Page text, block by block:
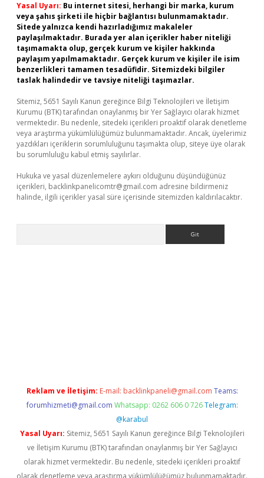
Yasal Uyarı: Bu internet sitesi, herhangi bir marka, kurum
veya şahıs şirketi ile hiçbir bağlantısı bulunmamaktadır.
Sitede yalnızca kendi hazırladığımız makaleler
paylaşılmaktadır. Burada yer alan içerikler haber niteliği
taşımamakta olup, gerçek kurum ve kişiler hakkında
paylaşım yapılmamaktadır. Gerçek kurum ve kişiler ile isim
benzerlikleri tamamen tesadüfidir. Sitemizdeki bilgiler
taslak halindedir ve tavsiye niteliği taşımazlar.
Sitemiz, 5651 Sayılı Kanun gereğince Bilgi Teknolojileri ve İletişim
Kurumu (BTK) tarafından onaylanmış bir Yer Sağlayıcı olarak hizmet
vermektedir. Bu nedenle, sitedeki içerikleri proaktif olarak denetleme
veya araştırma yükümlülüğümüz bulunmamaktadır. Ancak, üyelerimiz
yazdıkları içeriklerin sorumluluğunu taşımakta olup, siteye üye olarak
bu sorumluluğu kabul etmiş sayılırlar.
Hukuka ve yasal düzenlemelere aykırı olduğunu düşündüğünüz
içerikleri, backlinkpanelicomtr@gmail.com adresine bildirmeniz
halinde, ilgili içerikler yasal süre içerisinde sitemizden kaldırılacaktır.
Reklam ve İletişim: E-mail: backlinkpaneli@gmail.com Teams:
forumhizmeti@gmail.com Whatsapp: 0262 606 0 726 Telegram:
@karabul
Yasal Uyarı: Sitemiz, 5651 Sayılı Kanun gereğince Bilgi Teknolojileri
ve İletişim Kurumu (BTK) tarafından onaylanmış bir Yer Sağlayıcı
olarak hizmet vermektedir. Bu nedenle, sitedeki içerikleri proaktif
olarak denetleme veya araştırma yükümlülüğümüz bulunmamaktadır.